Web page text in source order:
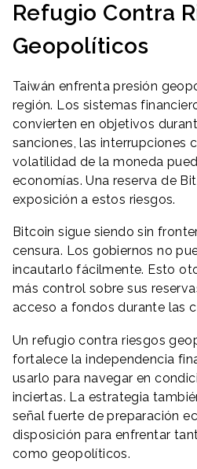
Refugio Contra
Geopolíticos
Taiwán enfrenta presión
región. Los sistemas
convierten en objetivos
sanciones, las interrupciones
volatilidad de la moneda
economías. Una reserva de
exposición a estos riesgos.
Bitcoin sigue siendo sin
censura. Los gobiernos no
incautarlo fácilmente. Esto
más control sobre sus
acceso a fondos durante las
Un refugio contra riesgos
fortalece la independencia
usarlo para navegar en
inciertas. La estrategia
señal fuerte de preparación
disposición para enfrentar
como geopolíticos.